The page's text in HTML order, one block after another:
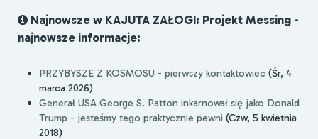
Najnowsze w KAJUTA ZAŁOGI: Projekt Messing -
najnowsze informacje:
PRZYBYSZE Z KOSMOSU - pierwszy kontaktowiec (Śr, 4
marca 2026)
Generał USA George S. Patton inkarnował się jako Donald
Trump - jesteśmy tego praktycznie pewni (Czw, 5 kwietnia
2018)